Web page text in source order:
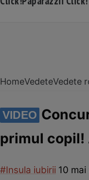
HomeVedeteVedete
VIDEO
primul copil!
#Insula iubirii 10